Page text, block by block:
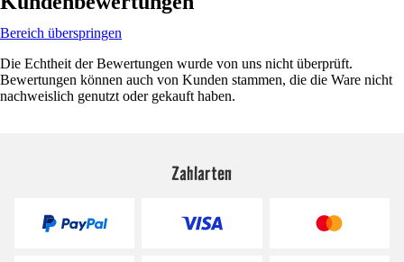
Bereich überspringen
Die Echtheit der Bewertungen wurde von uns nicht überprüft.
Bewertungen können auch von Kunden stammen, die die Ware nicht
nachweislich genutzt oder gekauft haben.
Zahlarten